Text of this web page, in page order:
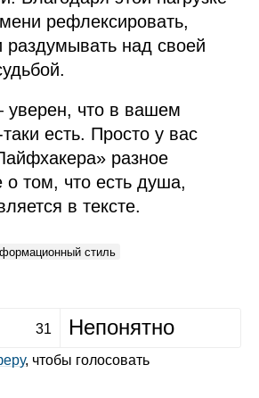
рефлексировать,
раздумывать над своей
что в вашем
есть. Просто у вас
разное
о том, что есть душа,
в тексте.
стиль
31 Непонятно
, чтобы голосовать